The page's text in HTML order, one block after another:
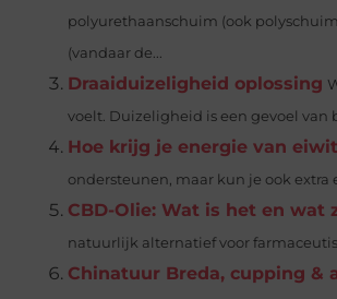
polyurethaanschuim (ook
(vandaar de...
Draaiduizeligheid oplossing
voelt. Duizeligheid is een gevoel van
Hoe krijg je energie van
ondersteunen, maar kun je ook extra
CBD-Olie: Wat is het en wat
natuurlijk alternatief voor
Chinatuur Breda, cupping &